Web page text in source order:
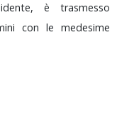
ètrasmesso
conle medesime